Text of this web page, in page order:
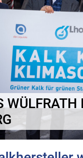
WÜLFRATH